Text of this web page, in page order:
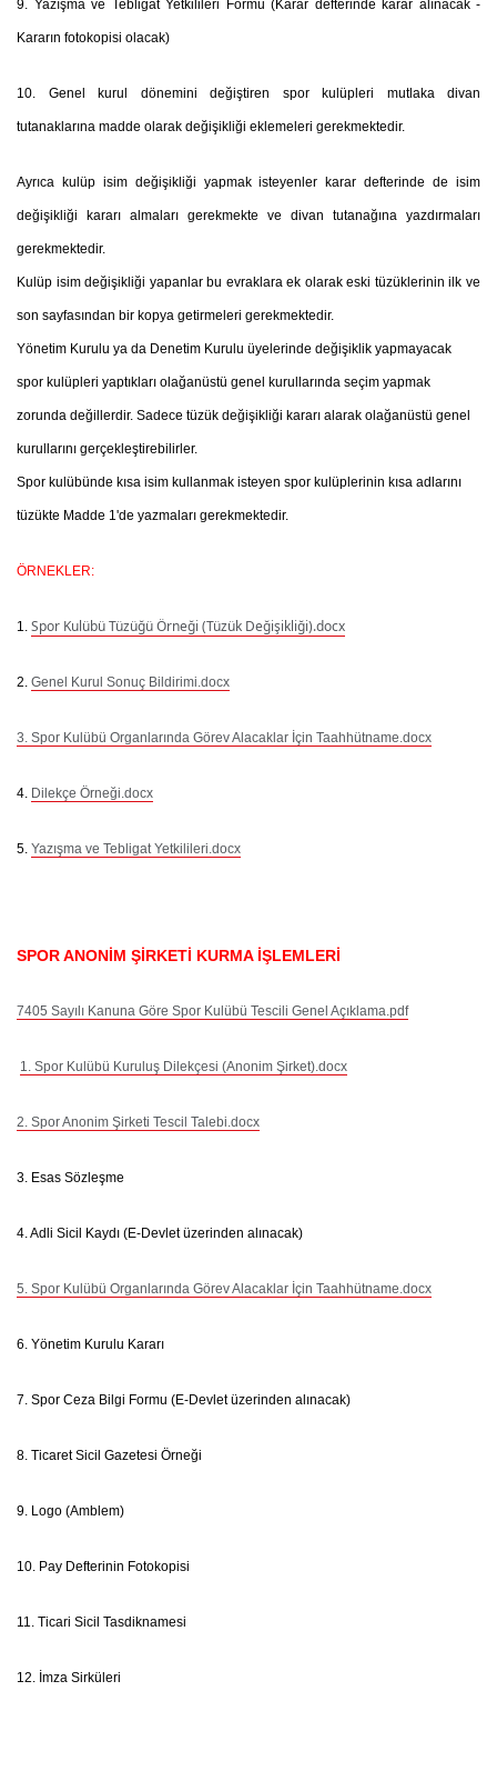
9. Yazışma ve Tebligat Yetkilileri Formu (Karar defterinde karar alınacak -
Kararın fotokopisi olacak)
10. Genel kurul dönemini değiştiren spor kulüpleri mutlaka divan
tutanaklarına madde olarak değişikliği eklemeleri gerekmektedir.
Ayrıca kulüp isim değişikliği yapmak isteyenler karar defterinde de isim
değişikliği kararı almaları gerekmekte ve divan tutanağına yazdırmaları
gerekmektedir.
Kulüp isim değişikliği yapanlar bu evraklara ek olarak eski tüzüklerinin ilk ve
son sayfasından bir kopya getirmeleri gerekmektedir.
Yönetim Kurulu ya da Denetim Kurulu üyelerinde değişiklik yapmayacak
spor kulüpleri yaptıkları olağanüstü genel kurullarında seçim yapmak
zorunda değillerdir. Sadece tüzük değişikliği kararı alarak olağanüstü genel
kurullarını gerçekleştirebilirler.
Spor kulübünde kısa isim kullanmak isteyen spor kulüplerinin kısa adlarını
tüzükte Madde 1'de yazmaları gerekmektedir.
ÖRNEKLER:
1. Spor Kulübü Tüzüğü Örneği (Tüzük Değişikliği).docx
2. Genel Kurul Sonuç Bildirimi.docx
3. Spor Kulübü Organlarında Görev Alacaklar İçin Taahhütname.docx
4. Dilekçe Örneği.docx
5. Yazışma ve Tebligat Yetkilileri.docx
SPOR ANONİM ŞİRKETİ KURMA İŞLEMLERİ
7405 Sayılı Kanuna Göre Spor Kulübü Tescili Genel Açıklama.pdf
1. Spor Kulübü Kuruluş Dilekçesi (Anonim Şirket).docx
2. Spor Anonim Şirketi Tescil Talebi.docx
3. Esas Sözleşme
4. Adli Sicil Kaydı (E-Devlet üzerinden alınacak)
5. Spor Kulübü Organlarında Görev Alacaklar İçin Taahhütname.docx
6. Yönetim Kurulu Kararı
7. Spor Ceza Bilgi Formu (E-Devlet üzerinden alınacak)
8. Ticaret Sicil Gazetesi Örneği
9. Logo (Amblem)
10. Pay Defterinin Fotokopisi
11. Ticari Sicil Tasdiknamesi
12. İmza Sirküleri